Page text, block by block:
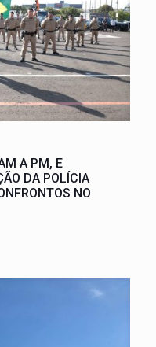
A PM, E
DA POLÍCIA
NO